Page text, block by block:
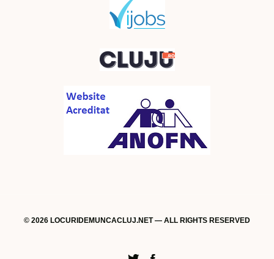
© 2026 LOCURIDEMUNCACLUJ.NET — ALL RIGHTS RESERVED